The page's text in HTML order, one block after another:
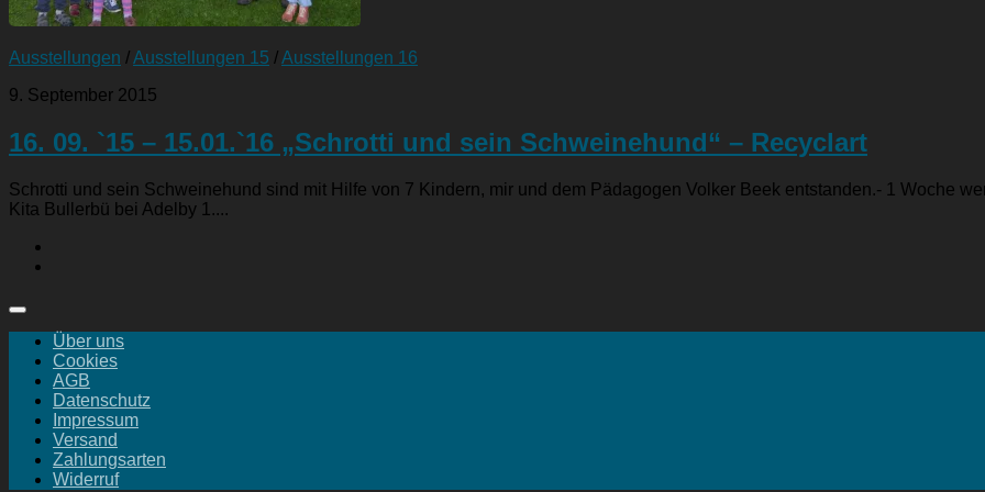
Ausstellungen /Ausstellungen 15 /Ausstellungen 16
9. September 2015
16. 09. `15 – 15.01.`16 „Schrotti und sein Schweinehund“ – Recyclart
Schrotti und sein Schweinehund sind mit Hilfe von 7 Kindern, mir und dem Pädagogen Volker Beek entstanden.- 1 Woche
Kita Bullerbü bei Adelby 1....
Über uns
Cookies
AGB
Datenschutz
Impressum
Versand
Zahlungsarten
Widerruf